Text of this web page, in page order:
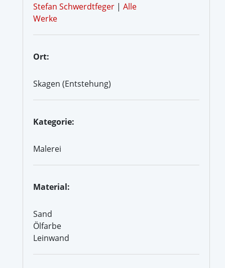
Stefan Schwerdtfeger | Alle
Werke
Ort:
Skagen (Entstehung)
Kategorie:
Malerei
Material:
Sand
Ölfarbe
Leinwand